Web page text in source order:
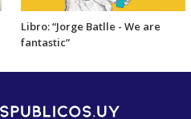
Libro: “Jorge Batlle - We are
fantastic”